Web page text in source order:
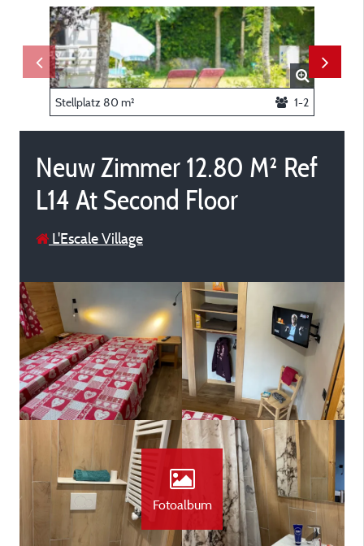
Stellplatz 80 m² 1-2
Neuw Zimmer 12.80 M² Ref
L14 At Second Floor
L'Escale Village
Fotoalbum